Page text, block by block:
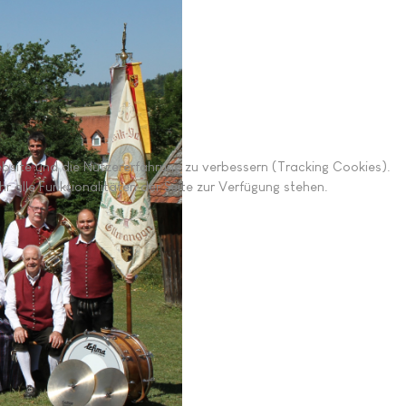
und die Nutzererfahrung zu verbessern (Tracking Cookies).
alle Funktionalitäten der Seite zur Verfügung stehen.